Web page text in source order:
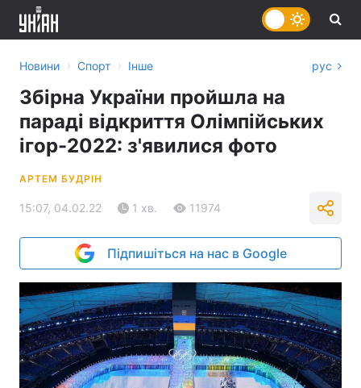
Новини › Спорт › Інше рус
Збірна України пройшла на
параді відкриття Олімпійських
ігор-2022: з'явилися фото
АРТЕМ БУДРІН
15:07, 04.02.22 1 хв. 11974
Підпишіться на нас в Google